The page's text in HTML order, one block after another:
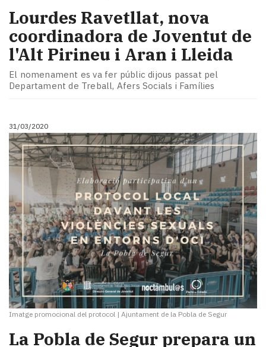
Lourdes Ravetllat, nova
coordinadora de Joventut de
l'Alt Pirineu i Aran i Lleida
El nomenament es va fer públic dijous passat pel
Departament de Treball, Afers Socials i Famílies
31/03/2020
Imatge promocional del protocol | Ajuntament de la Pobla de Segur
La Pobla de Segur prepara un